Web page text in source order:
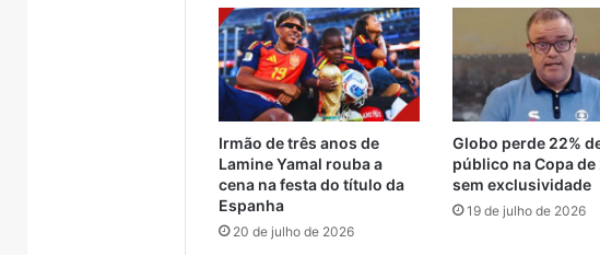
Irmão de três anos de
Lamine Yamal rouba a
cena na festa do título da
Espanha
20 de julho de 2026
Globo perde 22%
público na Copa
sem exclusividade
19 de julho de 2026